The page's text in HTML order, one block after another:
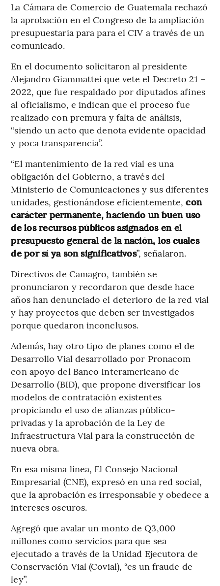
La Cámara de Comercio de Guatemala rechazó
la aprobación en el Congreso de la ampliación
presupuestaria para para el CIV a través de un
comunicado.
En el documento solicitaron al presidente
Alejandro Giammattei que vete el Decreto 21 –
2022, que fue respaldado por diputados afines
al oficialismo, e indican que el proceso fue
realizado con premura y falta de análisis,
“siendo un acto que denota evidente opacidad
y poca transparencia”.
“El mantenimiento de la red vial es una
obligación del Gobierno, a través del
Ministerio de Comunicaciones y sus diferentes
unidades, gestionándose eficientemente,con
carácter permanente, haciendo un buen uso
de los recursos públicos asignados en el
presupuesto general de la nación, los cuales
de por sí ya son significativos”, señalaron.
Directivos de Camagro, también se
pronunciaron y recordaron que desde hace
años han denunciado el deterioro de la red vial
y hay proyectos que deben ser investigados
porque quedaron inconclusos.
Además, hay otro tipo de planes como el de
Desarrollo Vial desarrollado por Pronacom
con apoyo del Banco Interamericano de
Desarrollo (BID), que propone diversificar los
modelos de contratación existentes
propiciando el uso de alianzas público-
privadas y la aprobación de la Ley de
Infraestructura Vial para la construcción de
nueva obra.
En esa misma línea, El Consejo Nacional
Empresarial (CNE), expresó en una red social,
que la aprobación es irresponsable y obedece a
intereses oscuros.
Agregó que avalar un monto de Q3,000
millones como servicios para que sea
ejecutado a través de la Unidad Ejecutora de
Conservación Vial (Covial), “es un fraude de
ley”.